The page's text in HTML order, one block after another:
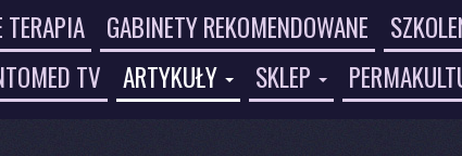
TERAPIA GABINETY REKOMENDOWANE
TV ARTYKUŁY SKLEP